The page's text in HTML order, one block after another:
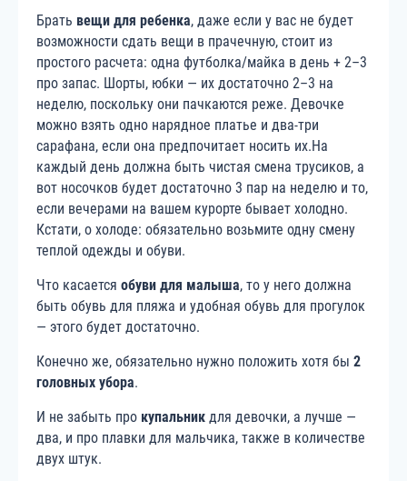
Брать вещи для ребенка, даже если у вас не будет
возможности сдать вещи в прачечную, стоит из
простого расчета: одна футболка/майка в день + 2–3
про запас. Шорты, юбки — их достаточно 2–3 на
неделю, поскольку они пачкаются реже. Девочке
можно взять одно нарядное платье и два-три
сарафана, если она предпочитает носить их.На
каждый день должна быть чистая смена трусиков, а
вот носочков будет достаточно 3 пар на неделю и то,
если вечерами на вашем курорте бывает холодно.
Кстати, о холоде: обязательно возьмите одну смену
теплой одежды и обуви.
Что касается обуви для малыша, то у него должна
быть обувь для пляжа и удобная обувь для прогулок
— этого будет достаточно.
Конечно же, обязательно нужно положить хотя бы 2
головных убора.
И не забыть про купальник для девочки, а лучше —
два, и про плавки для мальчика, также в количестве
двух штук.